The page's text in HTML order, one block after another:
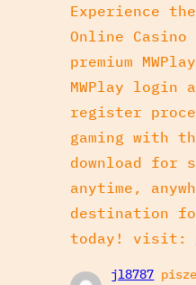
Experience
Online
premium
MWPlay login
register
gaming with
download for
anytime,
destination
today! visit:
jl8787